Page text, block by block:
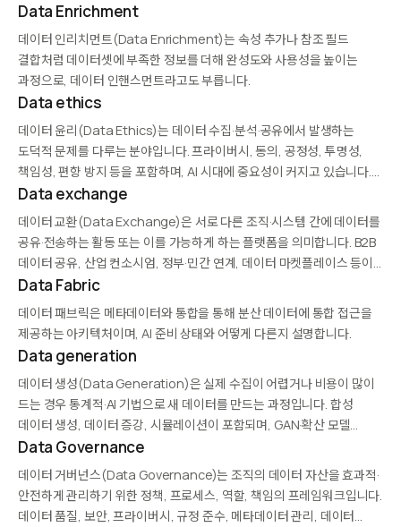
모니터링이 핵심 역할이며, Spark, Kafka, Airflow, dbt 등의 도구가
사용됩니다. 데이터 과학·AI의 보이지 않는 뒷단을 책임지는 필수
영역입니다.
Data Enrichment
데이터 인리치먼트(Data Enrichment)는 속성 추가나 참조 필드
결합처럼 데이터셋에 부족한 정보를 더해 완성도와 사용성을 높이는
과정으로, 데이터 인핸스먼트라고도 부릅니다.
Data ethics
데이터 윤리(Data Ethics)는 데이터 수집·분석·공유에서 발생하는
도덕적 문제를 다루는 분야입니다. 프라이버시, 동의, 공정성, 투명성,
책임성, 편향 방지 등을 포함하며, AI 시대에 중요성이 커지고 있습니다.
단순 법적 준수를 넘어 이해관계자의 신뢰, 사회적 책임, 지속 가능성을
고려하며, 윤리 위원회·데이터 감사·임팩트 평가로 실천됩니다.
Data exchange
데이터 교환(Data Exchange)은 서로 다른 조직·시스템 간에 데이터를
공유·전송하는 활동 또는 이를 가능하게 하는 플랫폼을 의미합니다. B2B
데이터 공유, 산업 컨소시엄, 정부·민간 연계, 데이터 마켓플레이스 등이
포함됩니다. 표준화된 포맷, API, 보안 프로토콜, 법적 계약이 필요하며,
AWS Data Exchange, Snowflake Marketplace…
Data Fabric
데이터 패브릭은 메타데이터와 통합을 통해 분산 데이터에 통합 접근을
제공하는 아키텍처이며, AI 준비 상태와 어떻게 다른지 설명합니다.
Data generation
데이터 생성(Data Generation)은 실제 수집이 어렵거나 비용이 많이
드는 경우 통계적·AI 기법으로 새 데이터를 만드는 과정입니다. 합성
데이터 생성, 데이터 증강, 시뮬레이션이 포함되며, GAN·확산 모델
·LLM이 주요 도구입니다. 프라이버시 보호, 레어 케이스 보강, 불균형
해소, AI 학습 데이터 확보 등에 활용됩니다.
Data Governance
데이터 거버넌스(Data Governance)는 조직의 데이터 자산을 효과적·
안전하게 관리하기 위한 정책, 프로세스, 역할, 책임의 프레임워크입니다.
데이터 품질, 보안, 프라이버시, 규정 준수, 메타데이터 관리, 데이터